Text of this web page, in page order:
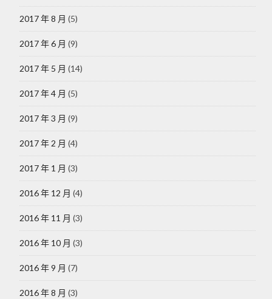
2017 年 8 月 (5)
2017 年 6 月 (9)
2017 年 5 月 (14)
2017 年 4 月 (5)
2017 年 3 月 (9)
2017 年 2 月 (4)
2017 年 1 月 (3)
2016 年 12 月 (4)
2016 年 11 月 (3)
2016 年 10 月 (3)
2016 年 9 月 (7)
2016 年 8 月 (3)